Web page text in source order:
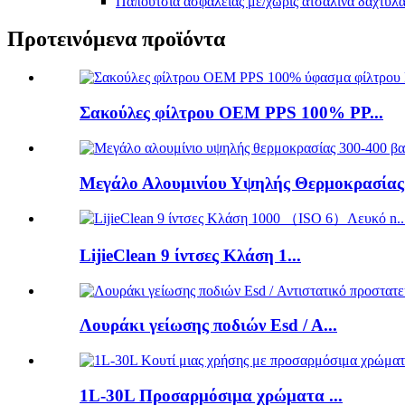
Προτεινόμενα προϊόντα
Σακούλες φίλτρου OEM PPS 100% PP...
Μεγάλο Αλουμινίου Υψηλής
LijieClean 9 ίντσες Κλάση 1...
Λουράκι γείωσης ποδιών Esd / A...
1L-30L Προσαρμόσιμα χρώματα ...